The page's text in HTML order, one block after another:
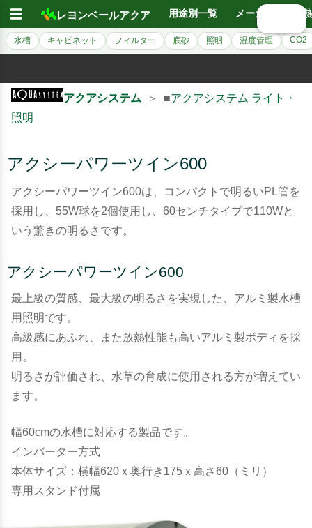
☰ レヨンベールアクア 用途別一覧 メーカー別
水槽 キャビネット フィルター 底砂 照明 温度管理 CO2
アクアシステム ＞ ■アクアシステム ライト・
照明
アクシーパワーツイン600
アクシーパワーツイン600は、コンパクトで明るいPL管を
採用し、55W球を2個使用し、60センチタイプで110Wと
いう驚きの明るさです。
アクシーパワーツイン600
最上級の質感、最大級の明るさを実現した、アルミ製水槽
用照明です。
高級感にあふれ、また放熱性能も高いアルミ製ボディを採
用。
明るさが評価され、水草の育成に使用される方が増えてい
ます。
幅60cmの水槽に対応する製品です。
インバーター方式
本体サイズ：横幅620ｘ奥行き175ｘ高さ60（ミリ）
専用スタンド付属